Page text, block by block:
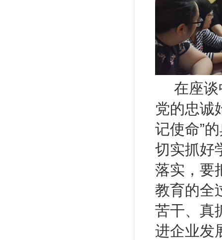
在座
党的忠诚
记使命”
切实抓好
落实，要
教育的全
苦干、真
进企业发